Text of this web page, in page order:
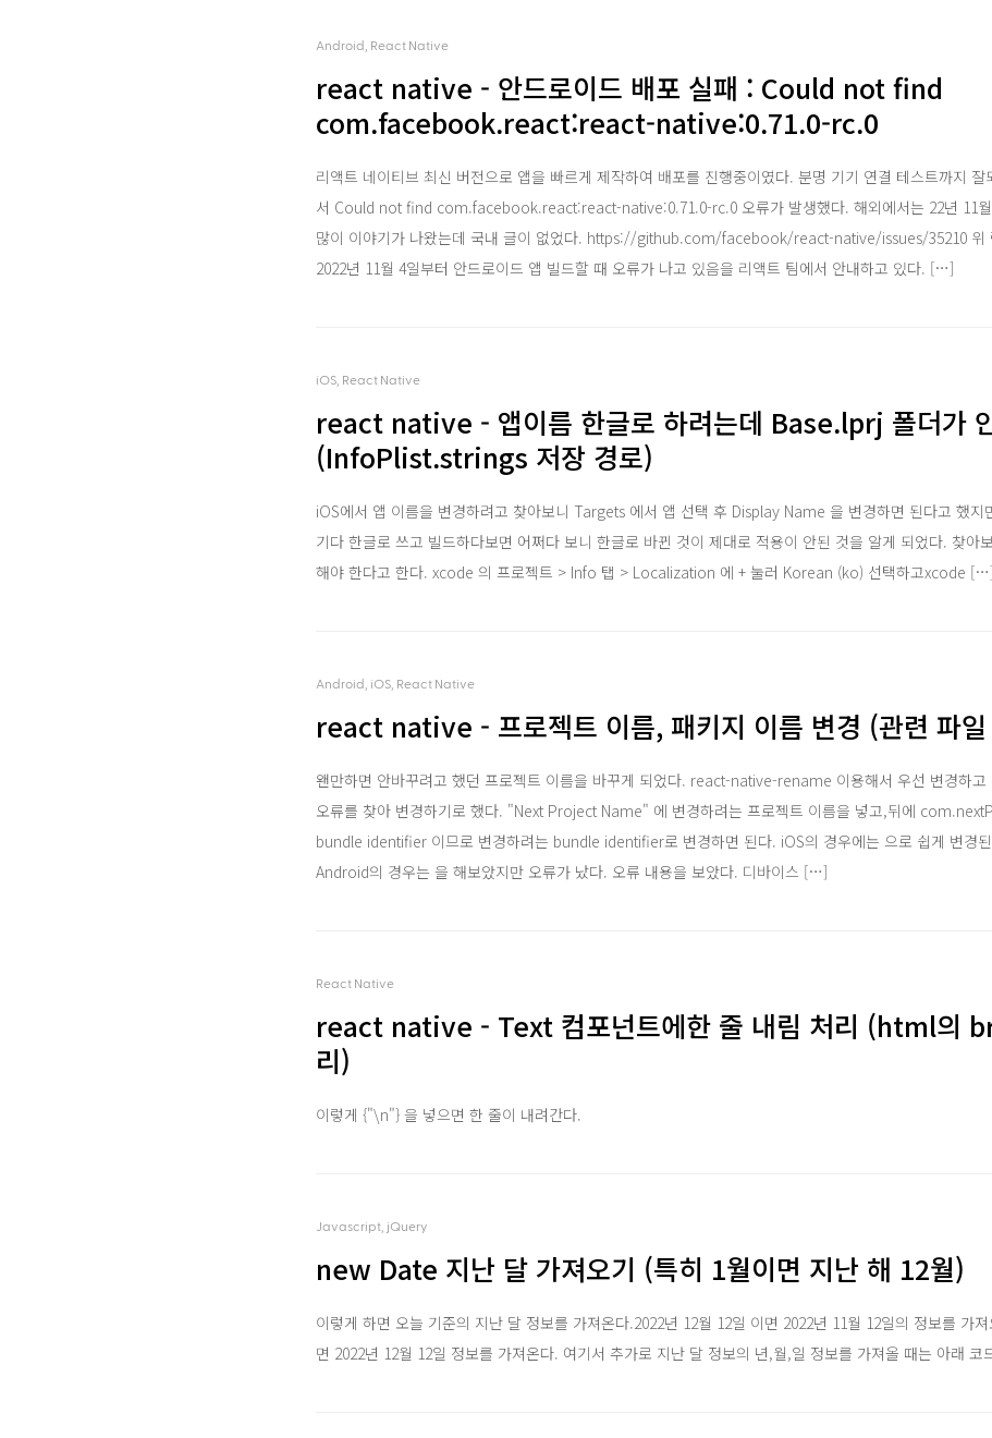
Android, React Native
react native - 안드로이드 배포 실패 : Could not find
com.facebook.react:react-native:0.71.0-rc.0
리액트 네이티브 최신 버전으로 앱을 빠르게 제작하여 배포를 진행중이였다. 분명 기기 연결 테스트까지 잘
서 Could not find com.facebook.react:react-native:0.71.0-rc.0 오류가 발생했다. 해외에서는 22년 11월
많이 이야기가 나왔는데 국내 글이 없었다. https://github.com/facebook/react-native/issues/35210 위
2022년 11월 4일부터 안드로이드 앱 빌드할 때 오류가 나고 있음을 리액트 팀에서 안내하고 있다. […]
iOS, React Native
react native - 앱이름 한글로 하려는데 Base.lprj 폴더가
(InfoPlist.strings 저장 경로)
iOS에서 앱 이름을 변경하려고 찾아보니 Targets 에서 앱 선택 후 Display Name 을 변경하면 된다고 했지
기다 한글로 쓰고 빌드하다보면 어쩌다 보니 한글로 바뀐 것이 제대로 적용이 안된 것을 알게 되었다. 찾아
해야 한다고 한다. xcode 의 프로젝트 > Info 탭 > Localization 에 + 눌러 Korean (ko) 선택하고xcode […]
Android, iOS, React Native
react native - 프로젝트 이름, 패키지 이름 변경 (관련 파일
왠만하면 안바꾸려고 했던 프로젝트 이름을 바꾸게 되었다. react-native-rename 이용해서 우선 변경하고
오류를 찾아 변경하기로 했다. "Next Project Name" 에 변경하려는 프로젝트 이름을 넣고,뒤에
bundle identifier 이므로 변경하려는 bundle identifier로 변경하면 된다. iOS의 경우에는 으로 쉽게 변경
Android의 경우는 을 해보았지만 오류가 났다. 오류 내용을 보았다. 디바이스 […]
React Native
react native - Text 컴포넌트에한 줄 내림 처리 (html의
리)
이렇게 {"\n"} 을 넣으면 한 줄이 내려간다.
Javascript, jQuery
new Date 지난 달 가져오기 (특히 1월이면 지난 해 12월)
이렇게 하면 오늘 기준의 지난 달 정보를 가져온다.2022년 12월 12일 이면 2022년 11월 12일의 정보를 가
면 2022년 12월 12일 정보를 가져온다. 여기서 추가로 지난 달 정보의 년,월,일 정보를 가져올 때는 아래 코